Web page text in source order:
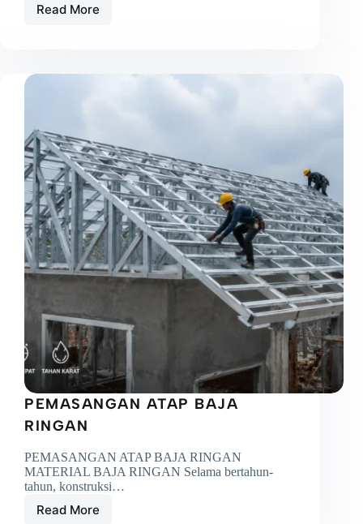
Read More
PEMASANGAN ATAP BAJA
RINGAN
PEMASANGAN ATAP BAJA RINGAN
MATERIAL BAJA RINGAN Selama bertahun-
tahun, konstruksi…
Read More